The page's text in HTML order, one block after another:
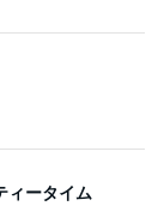
ィータイム